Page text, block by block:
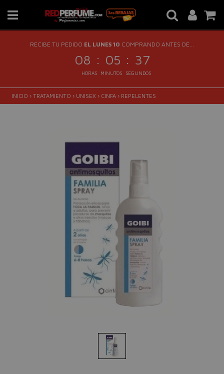
RECIBE TU PEDIDO EL LUNES 10 COMPRANDO ANTES DE...
08 : 05 : 36
HORAS MINUTOS SEGUNDOS
INICIO › TRATAMIENTO › UNISEX › CINFA › REPELENTES